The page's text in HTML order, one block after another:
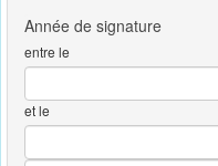
entre le
et le